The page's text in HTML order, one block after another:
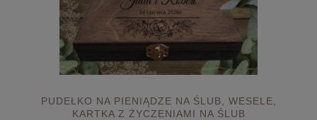
PUDEŁKO NA PIENIĄDZE NA ŚLUB, WESELE,
KARTKA Z ŻYCZENIAMI NA ŚLUB